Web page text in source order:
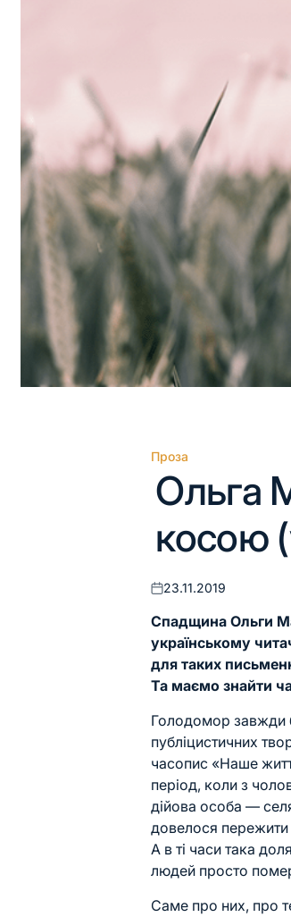
Опублікувати
у
Проза
Ольга
косою
Оприлюднено
23.11.2019
Спадщина Ольги
українському
для таких
Та маємо знайти
Голодомор завжди
публіцистичних
часопис «Наше
період, коли з
дійова особа —
довелося пережити
А в ті часи така
людей просто
Саме про них, про